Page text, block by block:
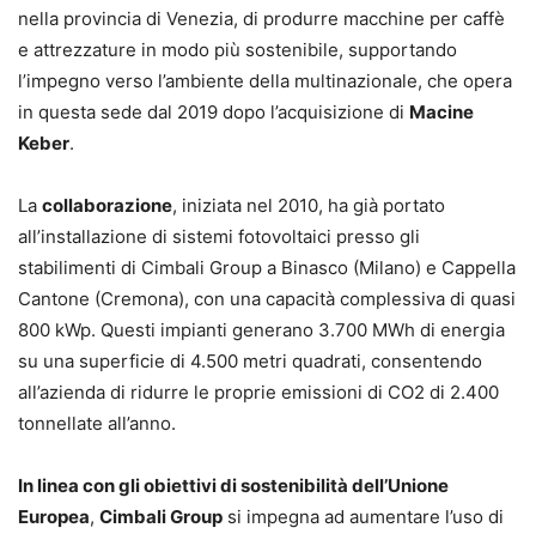
nella provincia di Venezia, di produrre macchine per caffè
e attrezzature in modo più sostenibile, supportando
l’impegno verso l’ambiente della multinazionale, che opera
in questa sede dal 2019 dopo l’acquisizione di Macine
Keber.
La collaborazione, iniziata nel 2010, ha già portato
all’installazione di sistemi fotovoltaici presso gli
stabilimenti di Cimbali Group a Binasco (Milano) e Cappella
Cantone (Cremona), con una capacità complessiva di quasi
800 kWp. Questi impianti generano 3.700 MWh di energia
su una superficie di 4.500 metri quadrati, consentendo
all’azienda di ridurre le proprie emissioni di CO2 di 2.400
tonnellate all’anno.
In linea con gli obiettivi di sostenibilità dell’Unione
Europea, Cimbali Group si impegna ad aumentare l’uso di